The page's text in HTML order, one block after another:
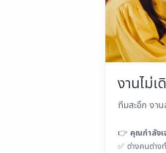
งานไม่เ
ทีมสะอึก งา
👉 คุณกำลัง
✅ ต่างคนต่าง